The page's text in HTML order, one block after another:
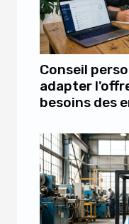
Conseil
adapter
besoins des